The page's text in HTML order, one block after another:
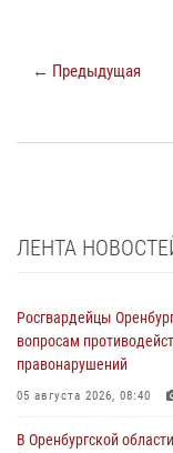
← Предыдущая
ЛЕНТА
Росгвардейцы
вопросам
правонарушений
05 августа 2026, 08:40
В Оренбургской